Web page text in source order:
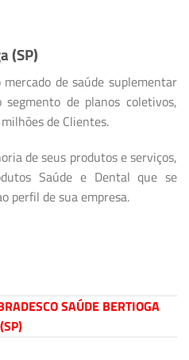
(SP)
de saúde suplementar
de planos coletivos,
de Clientes.
de seus produtos e serviços,
Saúde e Dental que se
perfil de sua empresa.
SAÚDE BERTIOGA
(SP)